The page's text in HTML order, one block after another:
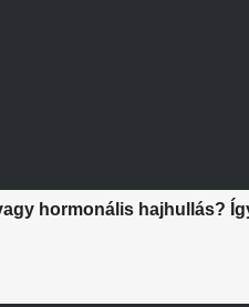
hormonális hajhullás?